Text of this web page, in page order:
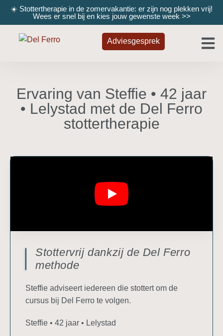
☀️ Stottertherapie in de zomervakantie: er zijn nog plekken vrij!
Wees er snel bij en kies jouw gewenste week >>
Adviesgesprek
Ervaring van Steffie • 42 jaar
• Lelystad met de Del Ferro
stottertherapie
Stottervrij dankzij de Del Ferro
methode
Steffie adviseert iedereen die stottert om de
cursus bij Del Ferro te volgen.
Steffie • 42 jaar • Lelystad